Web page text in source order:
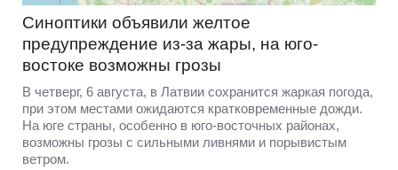
Синоптики объявили желтое
предупреждение из-за жары, на юго-
востоке возможны грозы
В четверг, 6 августа, в Латвии сохранится жаркая погода,
при этом местами ожидаются кратковременные дожди.
На юге страны, особенно в юго-восточных районах,
возможны грозы с сильными ливнями и порывистым
ветром.